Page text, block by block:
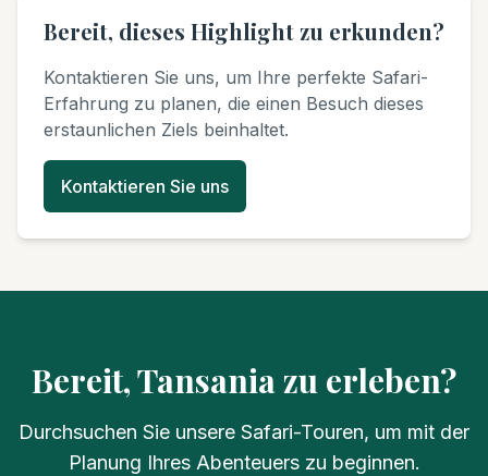
Bereit, dieses Highlight zu erkunden?
Kontaktieren Sie uns, um Ihre perfekte Safari-
Erfahrung zu planen, die einen Besuch dieses
erstaunlichen Ziels beinhaltet.
Kontaktieren Sie uns
Bereit, Tansania zu erleben?
Durchsuchen Sie unsere Safari-Touren, um mit der
Planung Ihres Abenteuers zu beginnen.